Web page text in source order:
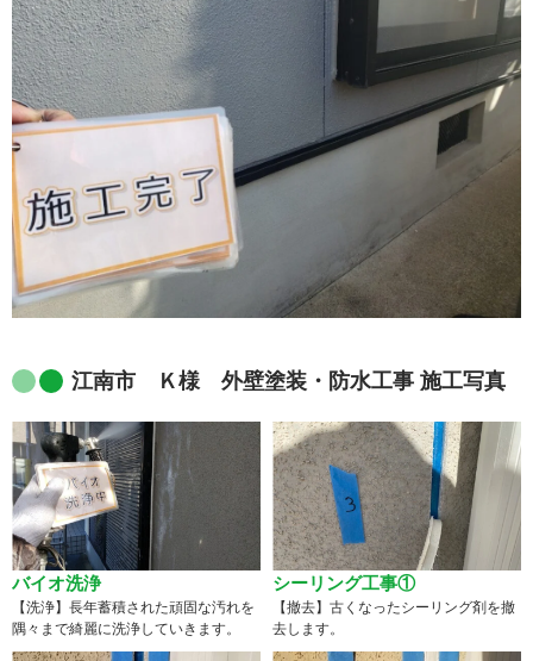
江南市 Ｋ様 外壁塗装・防水工事 施工写真
バイオ洗浄
【洗浄】長年蓄積された頑固な汚れを
隅々まで綺麗に洗浄していきます。
シーリング工事①
【撤去】古くなったシーリング剤を撤
去します。